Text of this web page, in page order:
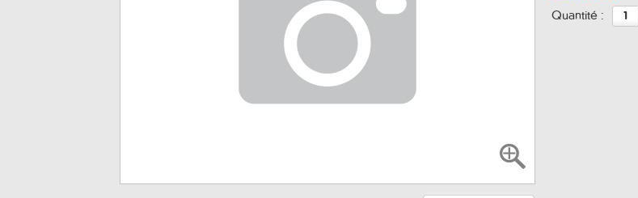
quantité :